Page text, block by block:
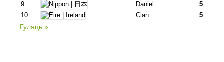
9
Daniel
5
10
Cian 5
Гуляць »